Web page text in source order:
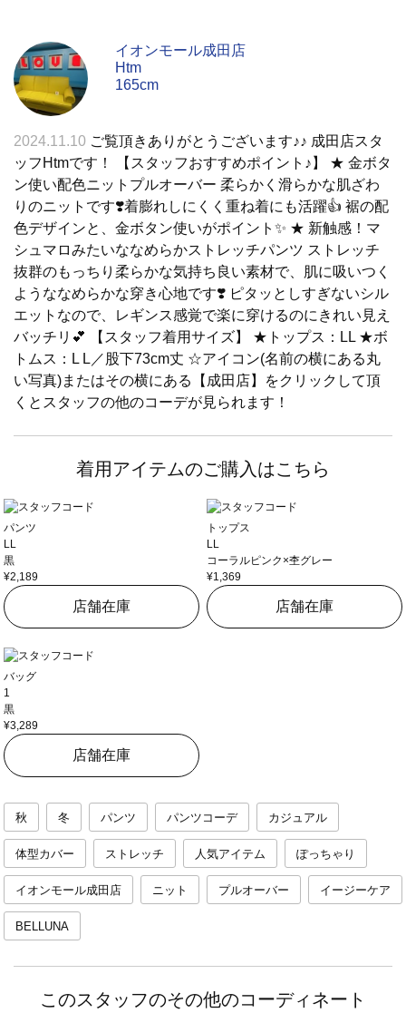
イオンモール成田店
Htm
165cm
2024.11.10 ご覧頂きありがとうございます♪♪ 成田店スタ
ッフHtmです！ 【スタッフおすすめポイント♪】 ★ 金ボタ
ン使い配色ニットプルオーバー 柔らかく滑らかな肌ざわ
りのニットです❣️着膨れしにくく重ね着にも活躍👍 裾の配
色デザインと、金ボタン使いがポイント✨️ ★ 新触感！マ
シュマロみたいななめらかストレッチパンツ ストレッチ
抜群のもっちり柔らかな気持ち良い素材で、肌に吸いつく
ようななめらかな穿き心地です❣️ ピタッとしすぎないシル
エットなので、レギンス感覚で楽に穿けるのにきれい見え
バッチリ💕 【スタッフ着用サイズ】 ★トップス：LL ★ボ
トムス：L L／股下73cm丈 ☆アイコン(名前の横にある丸
い写真)またはその横にある【成田店】をクリックして頂
くとスタッフの他のコーデが見られます！
着用アイテムのご購入はこちら
パンツ
LL
黒
¥2,189
店舗在庫
トップス
LL
コーラルピンク×杢グレー
¥1,369
店舗在庫
バッグ
1
黒
¥3,289
店舗在庫
秋 冬 パンツ パンツコーデ カジュアル
体型カバー ストレッチ 人気アイテム ぽっちゃり
イオンモール成田店 ニット プルオーバー イージーケア
BELLUNA
このスタッフのその他のコーディネート